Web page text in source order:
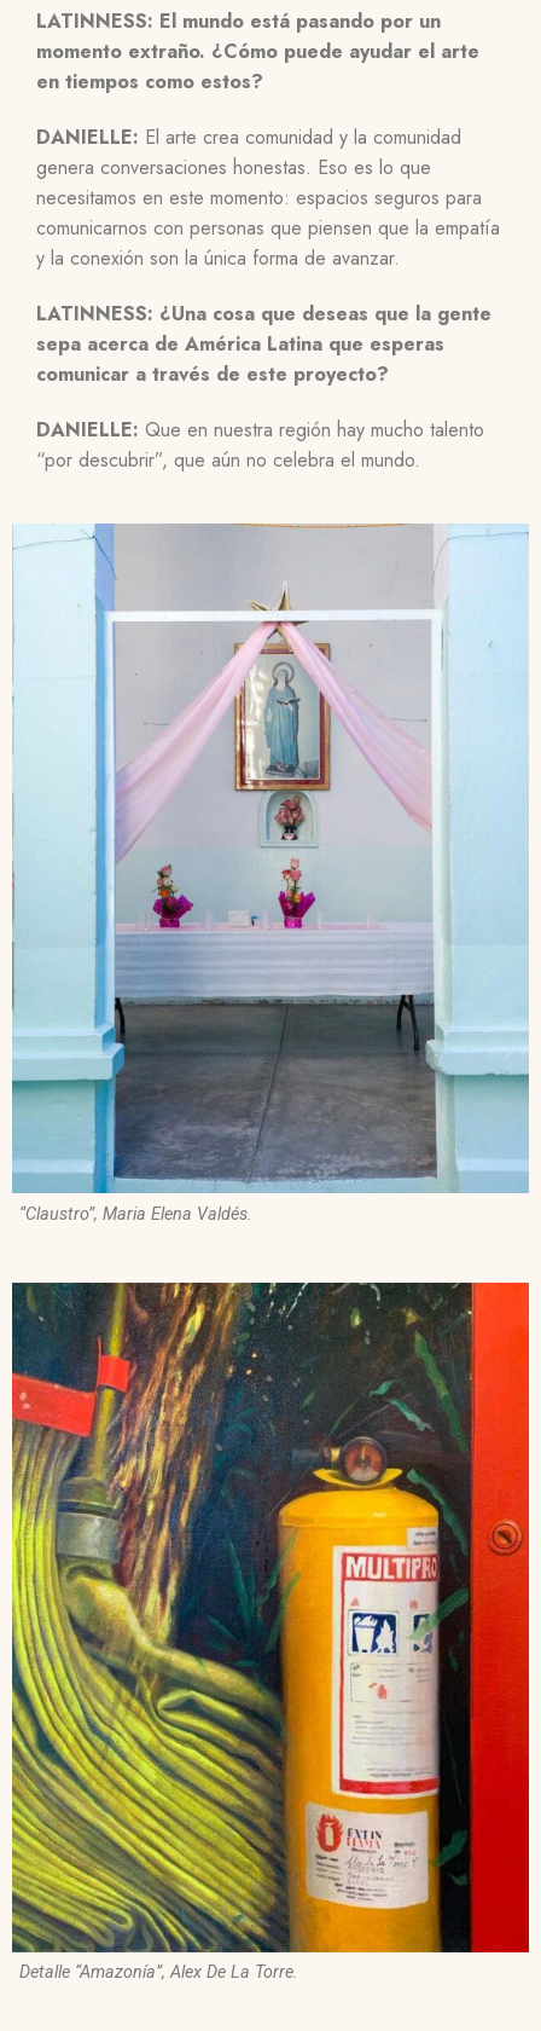
LATINNESS: El mundo está pasando por un
momento extraño. ¿Cómo puede ayudar el arte
en tiempos como estos?
DANIELLE: El arte crea comunidad y la comunidad
genera conversaciones honestas. Eso es lo que
necesitamos en este momento: espacios seguros para
comunicarnos con personas que piensen que la empatía
y la conexión son la única forma de avanzar.
LATINNESS: ¿Una cosa que deseas que la gente
sepa acerca de América Latina que esperas
comunicar a través de este proyecto?
DANIELLE: Que en nuestra región hay mucho talento
“por descubrir”, que aún no celebra el mundo.
“Claustro”, Maria Elena Valdés.
Detalle “Amazonía”, Alex De La Torre.